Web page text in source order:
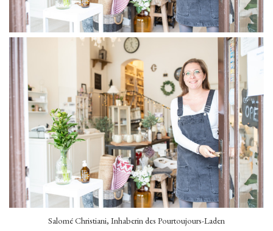
Salomé Christiani, Inhaberin des Pourtoujours-Laden